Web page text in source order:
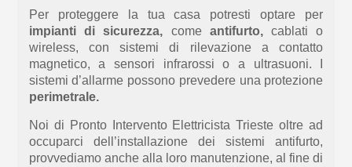
Per proteggere la tua casa potresti optare per
impiantidi sicurezza, come antifurto, cablati o
wireless, con sistemi di rilevazione a contatto
magnetico, a sensori infrarossi o a ultrasuoni. I
sistemi d’allarme possono prevedere una protezione
perimetrale.
Noi di Pronto Intervento Elettricista Trieste oltre ad
occuparci dell’installazione deisistemi antifurto,
provvediamo anche alla loro manutenzione, al fine di